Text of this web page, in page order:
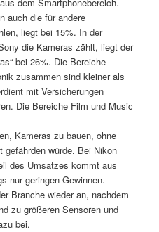
auch die für andere
liegt bei 15%. In der
die Kameras zählt, liegt der
bei 26%. Die Bereiche
zusammen sind kleiner als
mit Versicherungen
Die Bereiche Film und Music
Kameras zu bauen, ohne
würde. Bei Nikon
des Umsatzes kommt aus
nur geringen Gewinnen.
Branche wieder an, nachdem
zu größeren Sensoren und
bei.